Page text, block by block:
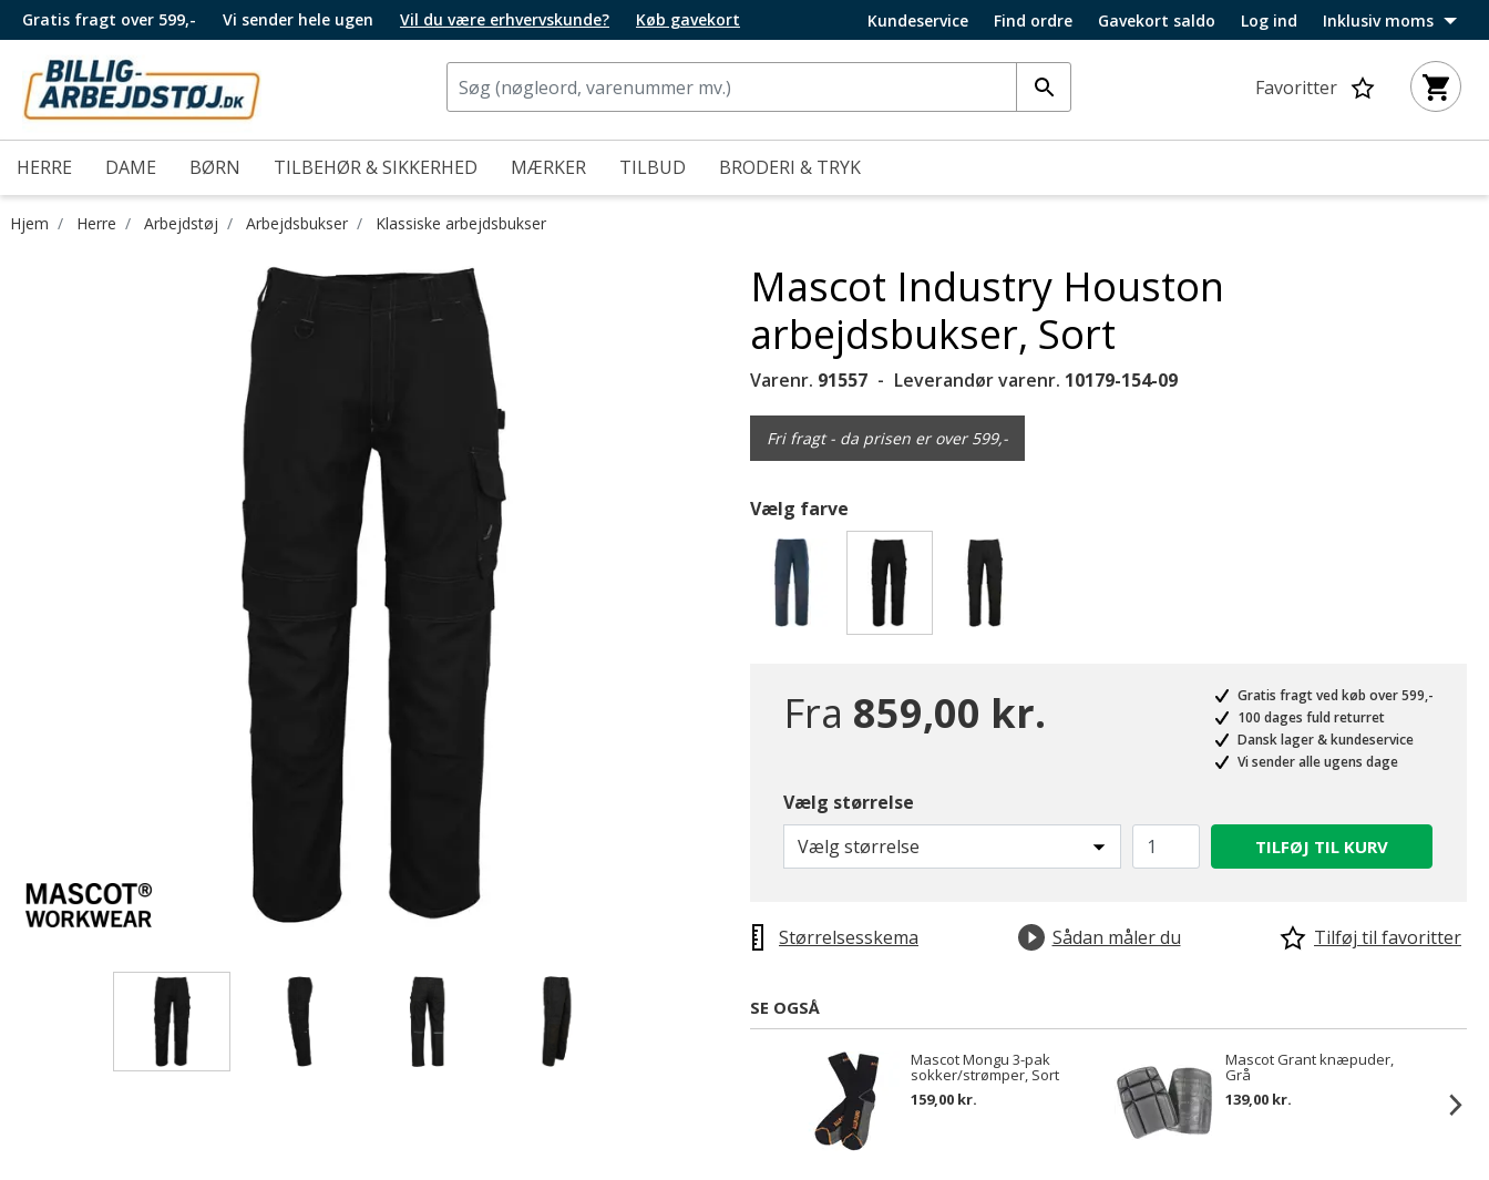
Gratis fragt over 599,- Vi sender hele ugen Vil du være erhvervskunde? Køb gavekort Kundeservice Find ordre Gavekort saldo Log ind Inklusiv moms
Favoritter
HERRE DAME BØRN TILBEHØR & SIKKERHED MÆRKER TILBUD BRODERI & TRYK
Hjem Herre Arbejdstøj Arbejdsbukser Klassiske arbejdsbukser
Mascot Industry Houston
arbejdsbukser, Sort
Varenr. 91557 Leverandør varenr. 10179-154-09
Fri fragt - da prisen er over 599,-
Vælg farve
Fra 859,00 kr.
Gratis fragt ved køb over 599,-
100 dages fuld returret
Dansk lager & kundeservice
Vi sender alle ugens dage
Vælg størrelse
Vælg størrelse
TILFØJ TIL KURV
Størrelsesskema Sådan måler du Tilføj til favoritter
SE OGSÅ
Mascot Mongu 3-pak
sokker/strømper, Sort
159,00 kr.
Mascot Grant knæpuder,
Grå
139,00 kr.